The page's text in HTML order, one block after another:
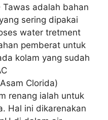
Tawas adalah bahan
sering dipakai
water tretment
pemberat untuk
kolam yang sudah
Clorida)
renang ialah untuk
Hal ini dikarenakan